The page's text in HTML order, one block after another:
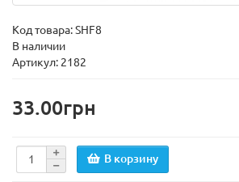
Код товара:SHF8
В наличии
Артикул: 2182
33.00грн
В корзину